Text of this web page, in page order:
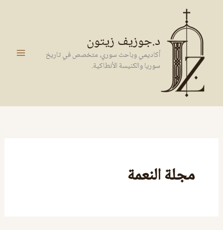
المحتوى
د.جوزيف زيتون
أكاديمي وباحث سوري، متخصص في تاريخ
سوريا والكنيسة الأنطاكية.
مجلة النعمة